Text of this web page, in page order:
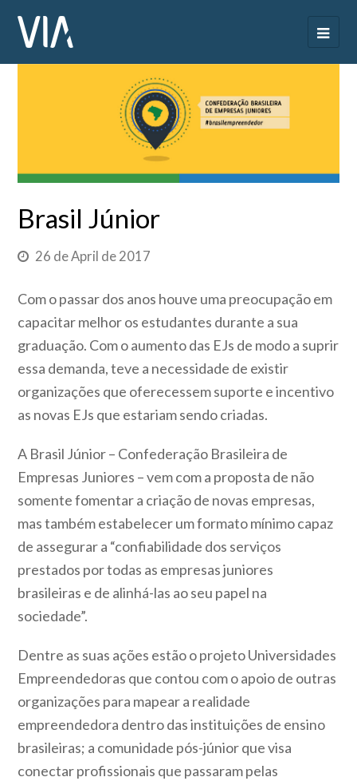
Brasil Júnior
26 de April de 2017
Com o passar dos anos houve uma preocupação em
capacitar melhor os estudantes durante a sua
graduação. Com o aumento das EJs de modo a suprir
essa demanda, teve a necessidade de existir
organizações que oferecessem suporte e incentivo
as novas EJs que estariam sendo criadas.
A Brasil Júnior – Confederação Brasileira de
Empresas Juniores – vem com a proposta de não
somente fomentar a criação de novas empresas,
mas também estabelecer um formato mínimo capaz
de assegurar a “confiabilidade dos serviços
prestados por todas as empresas juniores
brasileiras e de alinhá-las ao seu papel na
sociedade”.
Dentre as suas ações estão o projeto Universidades
Empreendedoras que contou com o apoio de outras
organizações para mapear a realidade
empreendedora dentro das instituições de ensino
brasileiras; a comunidade pós-júnior que visa
conectar profissionais que passaram pelas